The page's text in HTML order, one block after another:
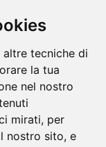
tecniche di
la tua
nel nostro
mirati, per
nostro sito, e
TV
DIRETTA RADIO
- Powered by